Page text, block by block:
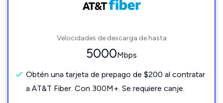
Velocidades de descarga de hasta
5000Mbps
Obtén una tarjeta de prepago de $200 al contratar
a AT&T Fiber. Con 300M+. Se requiere canje.